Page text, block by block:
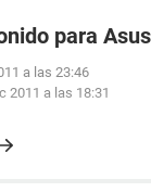
para
a las 23:46
2011 a las 18:31